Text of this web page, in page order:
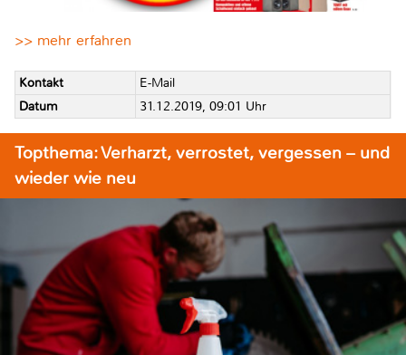
>> mehr erfahren
Kontakt
E-Mail
Datum
31.12.2019, 09:01 Uhr
Topthema: Verharzt, verrostet, vergessen – und
wieder wie neu